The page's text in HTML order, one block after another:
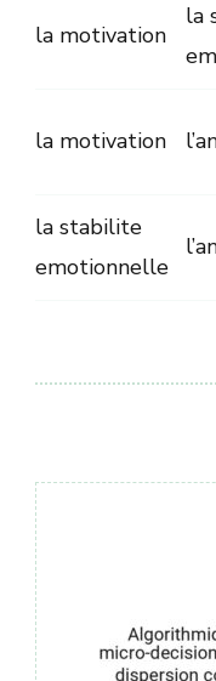
la motivation
la
la motivation
la stabilite
emotionnelle
по